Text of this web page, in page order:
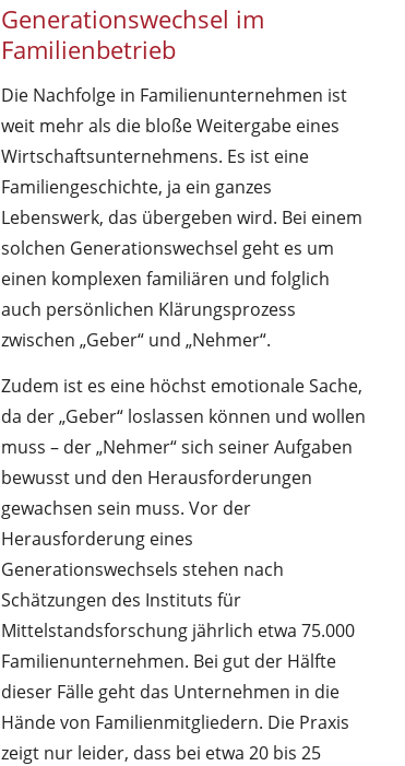
Generationswechsel im
Familienbetrieb
Die Nachfolge in Familienunternehmen ist
weit mehr als die bloße Weitergabe eines
Wirtschaftsunternehmens. Es ist eine
Familiengeschichte, ja ein ganzes
Lebenswerk, das übergeben wird. Bei einem
solchen Generationswechsel geht es um
einen komplexen familiären und folglich
auch persönlichen Klärungsprozess
zwischen „Geber“ und „Nehmer“.
Zudem ist es eine höchst emotionale Sache,
da der „Geber“ loslassen können und wollen
muss – der „Nehmer“ sich seiner Aufgaben
bewusst und den Herausforderungen
gewachsen sein muss. Vor der
Herausforderung eines
Generationswechsels stehen nach
Schätzungen des Instituts für
Mittelstandsforschung jährlich etwa 75.000
Familienunternehmen. Bei gut der Hälfte
dieser Fälle geht das Unternehmen in die
Hände von Familienmitgliedern. Die Praxis
zeigt nur leider, dass bei etwa 20 bis 25